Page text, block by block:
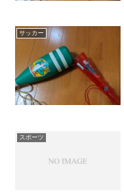
サッカー
スポーツ